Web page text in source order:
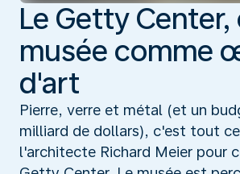
Le Getty Center,
musée comme
d'art
Pierre, verre et métal (et un
milliard de dollars), c'est tout
l'architecte Richard Meier pour